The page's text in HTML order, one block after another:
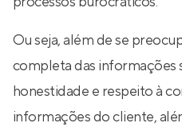
Ou seja, além de se
completa das informações
honestidade e respeito à
informações do cliente,